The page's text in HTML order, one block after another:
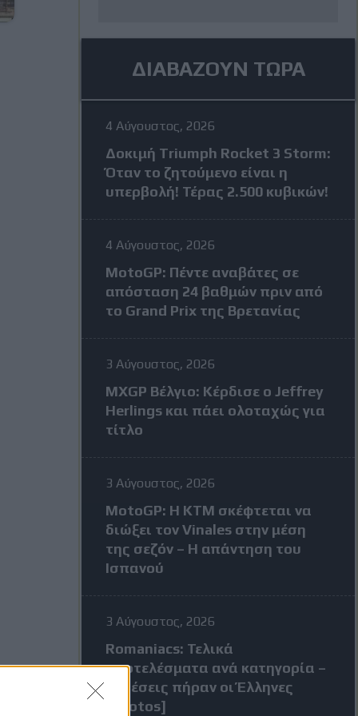
ΔΙΑΒΑΖΟΥΝ ΤΩΡΑ
4 Αύγουστος, 2026
Δοκιμή Triumph Rocket 3 Storm:
Όταν το ζητούμενο είναι η
υπερβολή! Τέρας 2.500 κυβικών!
4 Αύγουστος, 2026
MotoGP: Πέντε αναβάτες σε
απόσταση 24 βαθμών πριν από
το Grand Prix της Βρετανίας
3 Αύγουστος, 2026
MXGP Βέλγιο: Κέρδισε ο Jeffrey
Herlings και πάει ολοταχώς για
τίτλο
3 Αύγουστος, 2026
MotoGP: Η KTM σκέφτεται να
διώξει τον Vinales στην μέση
της σεζόν – Η απάντηση του
Ισπανού
3 Αύγουστος, 2026
Romaniacs: Τελικά
αποτελέσματα ανά κατηγορία –
Τι θέσεις πήραν οι Έλληνες
[Photos]